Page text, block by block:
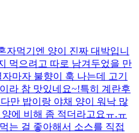
자먹기엔 양이 진짜 대박입니
먹으려고 따로 남겨두었을 만
마자 불향이 훅 나는데 고기
라 참 맛있네요~!특히 계란후
만 밥이랑 야채 양이 워낙 많
에 비해 좀 적더라고요ㅠ.ㅠ
는 걸 좋아해서 소스를 직접